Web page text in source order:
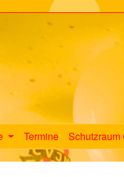
Termine Schutzraum